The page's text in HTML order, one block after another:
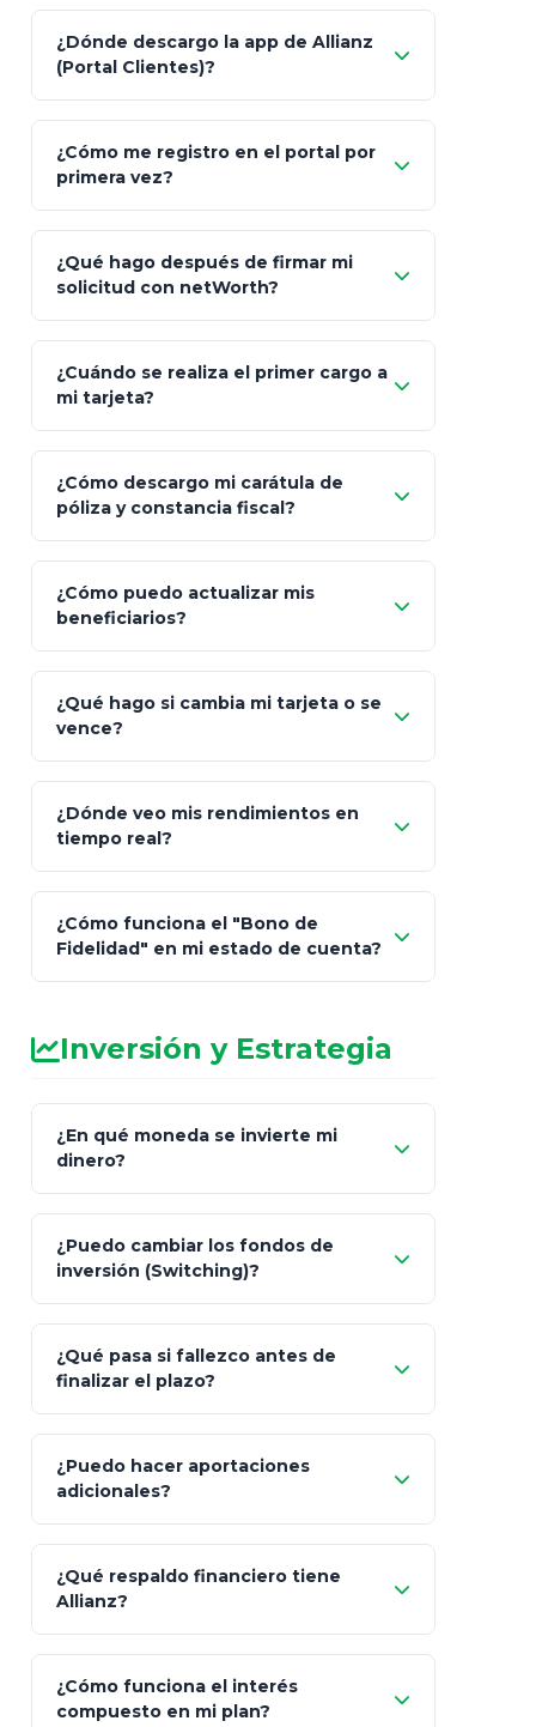
Característica netWorth (Certificado)
Fiscalidad Estrategia Art. 151 / 93
¿Dónde descargo la app de Allianz
(Portal Clientes)?
Client"
App Store (iOS) Google Play
¿Cómo me registro en el portal por
primera vez?
Bienvenida
"¿Aún no tienes cuenta?
Regístrate"
¿Qué hago después de firmar mi
solicitud con netWorth?
¿Cuándo se realiza el primer cargo a
mi tarjeta?
¿Cómo descargo mi carátula de
póliza y constancia fiscal?
"Mis Pólizas" > "Documentos"
¿Cómo puedo actualizar mis
beneficiarios?
¿Qué hago si cambia mi tarjeta o se
vence?
"Link
de Cobro Seguro"
¿Dónde veo mis rendimientos en
tiempo real?
¿Cómo funciona el "Bono de
Fidelidad" en mi estado de cuenta?
Inversión y Estrategia
¿En qué moneda se invierte mi
dinero?
inflación), Dólares o Euros
¿Puedo cambiar los fondos de
inversión (Switching)?
"Switching" (cambio de fondos)
¿Qué pasa si fallezco antes de
finalizar el plazo?
100% a tus
beneficiarios designados
¿Puedo hacer aportaciones
adicionales?
¿Qué respaldo financiero tiene
Allianz?
¿Cómo funciona el interés
compuesto en mi plan?